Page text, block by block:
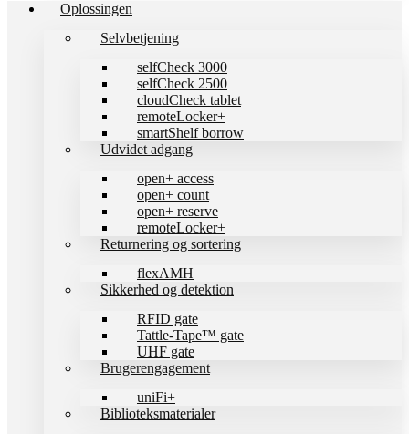
Oplossingen
Selvbetjening
selfCheck 3000
selfCheck 2500
cloudCheck tablet
remoteLocker+
smartShelf borrow
Udvidet adgang
open+ access
open+ count
open+ reserve
remoteLocker+
Returnering og sortering
flexAMH
Sikkerhed og detektion
RFID gate
Tattle-Tape™ gate
UHF gate
Brugerengagement
uniFi+
Biblioteksmaterialer